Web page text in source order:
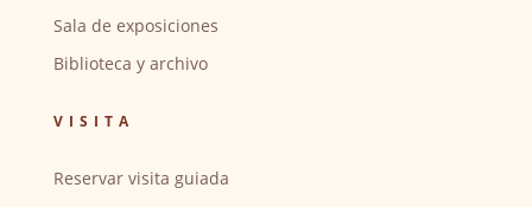
Sala de exposiciones
Biblioteca y archivo
VISITA
Reservar visita guiada